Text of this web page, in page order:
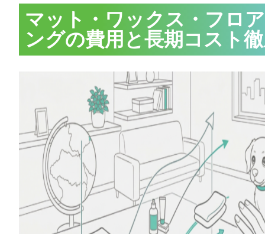
マット・ワックス・フロ
ングの費用と長期コスト